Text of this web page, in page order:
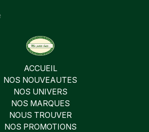
ACCUEIL
NOS NOUVEAUTES
NOS UNIVERS
NOS MARQUES
NOUS TROUVER
NOS PROMOTIONS